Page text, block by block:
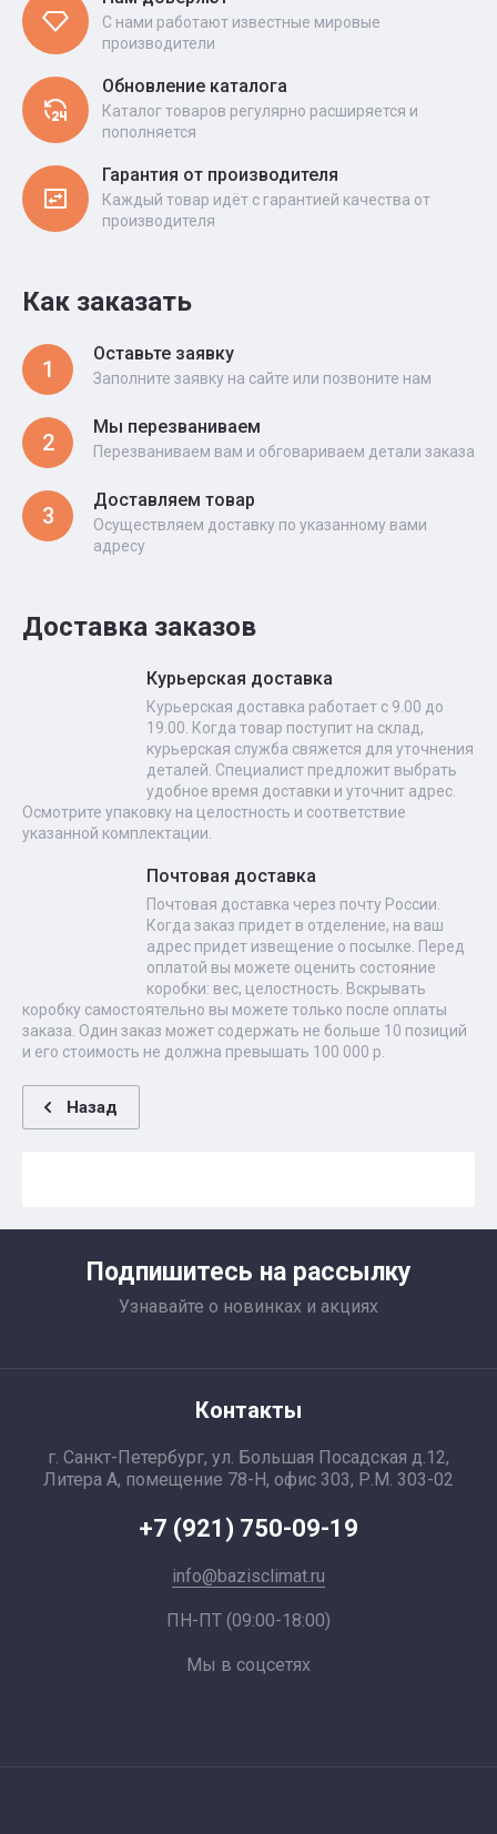
С нами работают известные мировые
производители
Обновление каталога
Каталог товаров регулярно расширяется и
пополняется
Гарантия от производителя
Каждый товар идёт с гарантией качества от
производителя
Как заказать
1
Оставьте заявку
Заполните заявку на сайте или позвоните нам
2
Мы перезваниваем
Перезваниваем вам и обговариваем детали заказа
3
Доставляем товар
Осуществляем доставку по указанному вами
адресу
Доставка заказов
Курьерская доставка
Курьерская доставка работает с 9.00 до
19.00. Когда товар поступит на склад,
курьерская служба свяжется для уточнения
деталей. Специалист предложит выбрать
удобное время доставки и уточнит адрес.
Осмотрите упаковку на целостность и соответствие
указанной комплектации.
Почтовая доставка
Почтовая доставка через почту России.
Когда заказ придет в отделение, на ваш
адрес придет извещение о посылке. Перед
оплатой вы можете оценить состояние
коробки: вес, целостность. Вскрывать
коробку самостоятельно вы можете только после оплаты
заказа. Один заказ может содержать не больше 10 позиций
и его стоимость не должна превышать 100 000 р.
Назад
Подпишитесь на рассылку
Узнавайте о новинках и акциях
Контакты
г. Санкт-Петербург, ул. Большая Посадская д.12,
Литера А, помещение 78-Н, офис 303, Р.М. 303-02
+7 (921) 750-09-19
info@bazisclimat.ru
ПН-ПТ (09:00-18:00)
Мы в соцсетях